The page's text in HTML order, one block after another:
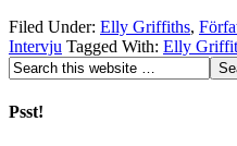
Filed Under: Elly Griffiths,
Intervju Tagged With: Elly
Psst!